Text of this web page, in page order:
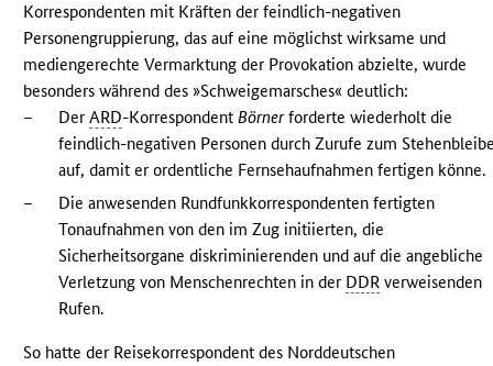
Korrespondenten mit Kräften der feindlich-negativen
Personengruppierung, das auf eine möglichst wirksame und
mediengerechte Vermarktung der Provokation abzielte, wurde
besonders während des »Schweigemarsches« deutlich:
–
DerARD-KorrespondentBörnerforderte wiederholt die
feindlich-negativen Personen durch Zurufe zum
auf, damit er ordentliche Fernsehaufnahmen fertigen könne.
–
Die anwesenden Rundfunkkorrespondenten fertigten
Tonaufnahmen von den im Zug initiierten, die
Sicherheitsorgane diskriminierenden und auf die angebliche
Verletzung von Menschenrechten in der DDR verweisenden
Rufen.
So hatte der Reisekorrespondent des Norddeutschen